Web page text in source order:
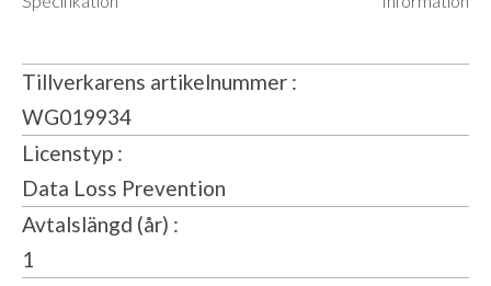
Tillverkarens artikelnummer
WG019934
Licenstyp
Data Loss Prevention
Avtalslängd (år)
1